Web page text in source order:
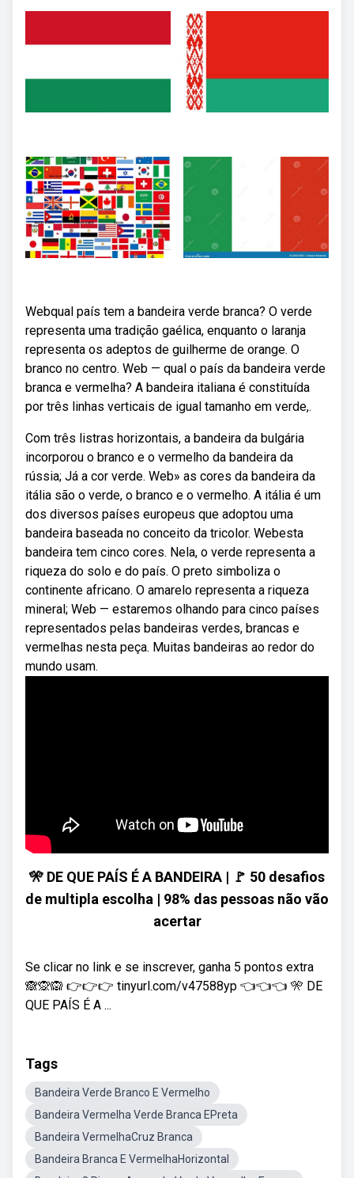
Webqual país tem a bandeira verde branca? O verde
representa uma tradição gaélica, enquanto o laranja
representa os adeptos de guilherme de orange. O
branco no centro. Web — qual o país da bandeira verde
branca e vermelha? A bandeira italiana é constituída
por três linhas verticais de igual tamanho em verde,.
Com três listras horizontais, a bandeira da bulgária
incorporou o branco e o vermelho da bandeira da
rússia; Já a cor verde. Web» as cores da bandeira da
itália são o verde, o branco e o vermelho. A itália é um
dos diversos países europeus que adoptou uma
bandeira baseada no conceito da tricolor. Webesta
bandeira tem cinco cores. Nela, o verde representa a
riqueza do solo e do país. O preto simboliza o
continente africano. O amarelo representa a riqueza
mineral; Web — estaremos olhando para cinco países
representados pelas bandeiras verdes, brancas e
vermelhas nesta peça. Muitas bandeiras ao redor do
mundo usam.
🎌 DE QUE PAÍS É A BANDEIRA | 🚩 50 desafios
de multipla escolha | 98% das pessoas não vão
acertar
Se clicar no link e se inscrever, ganha 5 pontos extra
🙈🙊🙉 👉👉👉 tinyurl.com/v47588yp 👈👈👈 🎌 DE
QUE PAÍS É A ...
Tags
Bandeira Verde Branco E Vermelho
Bandeira Vermelha Verde Branca EPreta
Bandeira VermelhaCruz Branca
Bandeira Branca E VermelhaHorizontal